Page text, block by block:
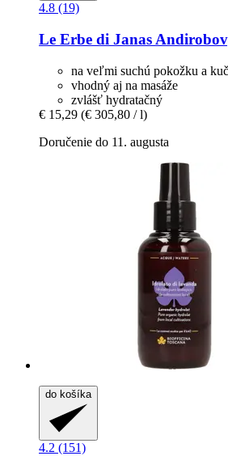
4.8 (19)
Le Erbe di Janas
na veľmi suchú pokožku a
vhodný aj na masáže
zvlášť hydratačný
€ 15,29 (€ 305,80 / l)
Doručenie do 11. augusta
do košíka
4.2 (151)